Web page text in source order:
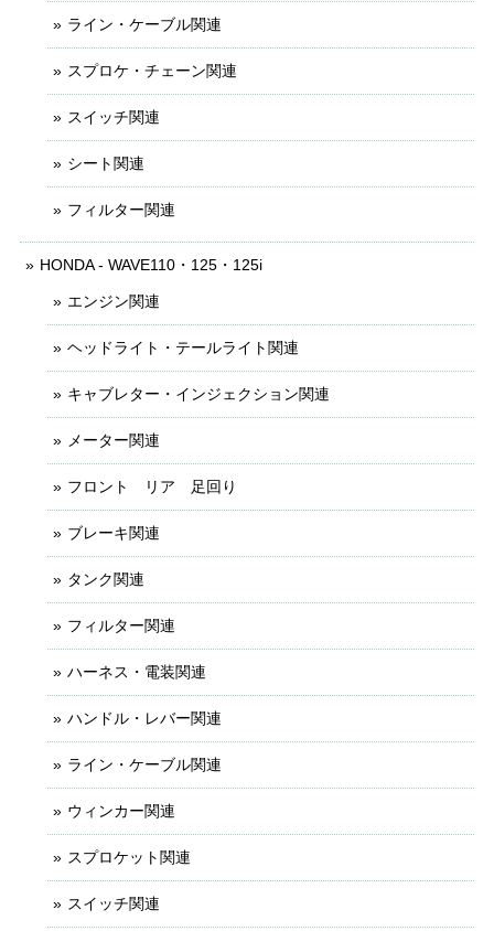
ライン・ケーブル関連
スプロケ・チェーン関連
スイッチ関連
シート関連
フィルター関連
HONDA - WAVE110・125・125i
エンジン関連
ヘッドライト・テールライト関連
キャブレター・インジェクション関連
メーター関連
フロント リア 足回り
ブレーキ関連
タンク関連
フィルター関連
ハーネス・電装関連
ハンドル・レバー関連
ライン・ケーブル関連
ウィンカー関連
スプロケット関連
スイッチ関連